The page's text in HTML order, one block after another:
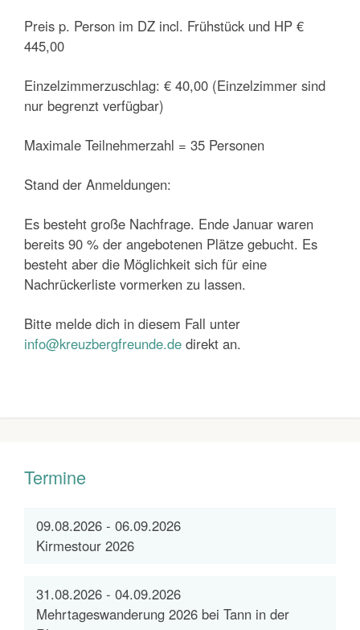
Preis p. Person im DZ incl. Frühstück und HP €
445,00
Einzelzimmerzuschlag: € 40,00 (Einzelzimmer sind
nur begrenzt verfügbar)
Maximale Teilnehmerzahl = 35 Personen
Stand der Anmeldungen:
Es besteht große Nachfrage. Ende Januar waren
bereits 90 % der angebotenen Plätze gebucht. Es
besteht aber die Möglichkeit sich für eine
Nachrückerliste vormerken zu lassen.
Bitte melde dich in diesem Fall unter
info@kreuzbergfreunde.de direkt an.
Termine
09.08.2026 - 06.09.2026
Kirmestour 2026
31.08.2026 - 04.09.2026
Mehrtageswanderung 2026 bei Tann in der